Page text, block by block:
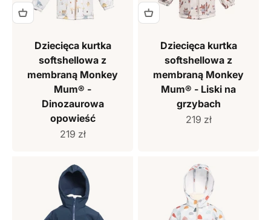
Dziecięca kurtka
softshellowa z
membraną Monkey
Mum® -
Dinozaurowa
opowieść
Cena sprzedaży
219 zł
Dziecięca kurtka
softshellowa z
membraną Monkey
Mum® - Liski na
grzybach
Cena sprzedaży
219 zł